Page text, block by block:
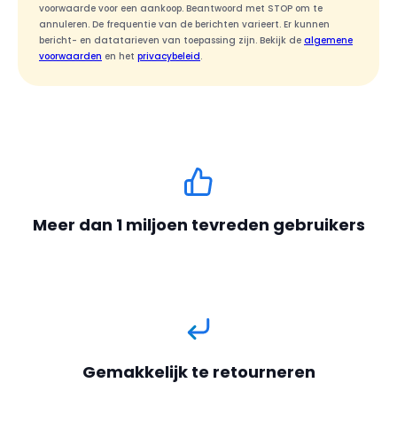
voorwaarde voor een aankoop. Beantwoord met STOP om te
annuleren. De frequentie van de berichten varieert. Er kunnen
bericht- en datatarieven van toepassing zijn. Bekijk de algemene
voorwaarden en het privacybeleid.
Meer dan 1 miljoen tevreden gebruikers
Gemakkelijk te retourneren